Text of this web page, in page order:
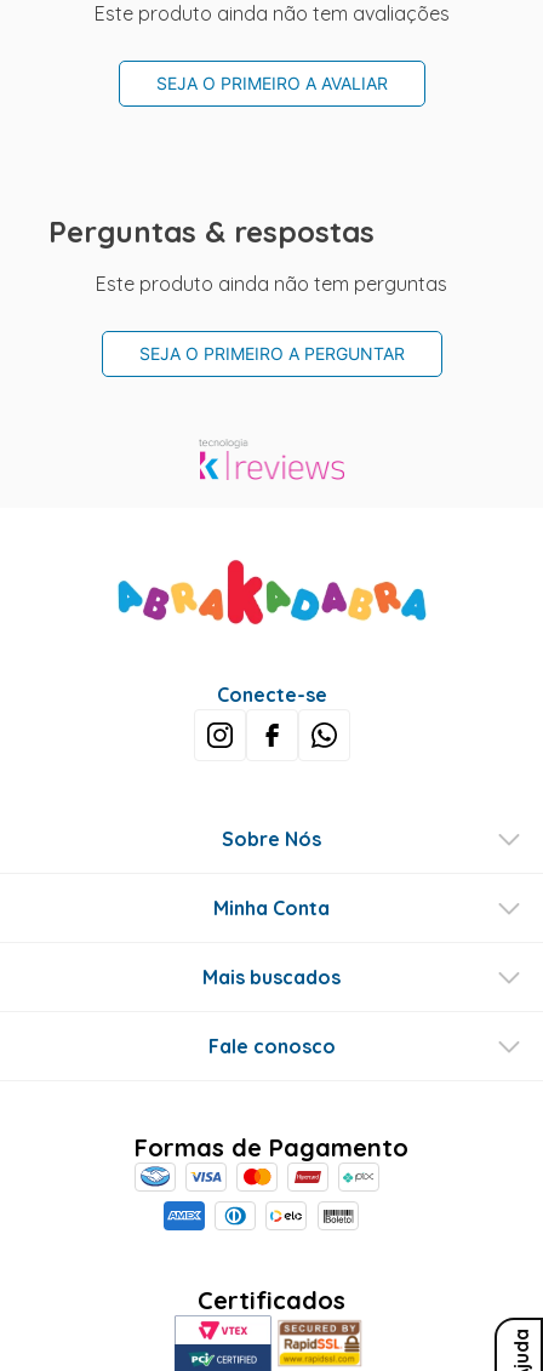
Este produto ainda não tem avaliações
SEJA O PRIMEIRO A AVALIAR
Perguntas & respostas
Este produto ainda não tem perguntas
SEJA O PRIMEIRO A PERGUNTAR
Ajuda
Conecte-se
Sobre Nós
Minha Conta
Mais buscados
Fale conosco
Formas de Pagamento
Certificados